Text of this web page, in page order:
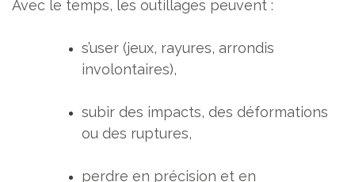
Avec le temps, les outillages peuvent :
s’user (jeux, rayures, arrondis
involontaires),
subir des impacts, des déformations
ou des ruptures,
perdre en précision et en